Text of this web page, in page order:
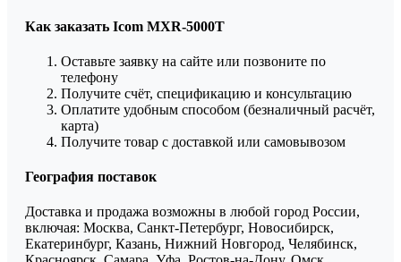
Как заказать Icom MXR-5000T
Оставьте заявку на сайте или позвоните по
телефону
Получите счёт, спецификацию и консультацию
Оплатите удобным способом (безналичный расчёт,
карта)
Получите товар с доставкой или самовывозом
География поставок
Доставка и продажа возможны в любой город России,
включая: Москва, Санкт-Петербург, Новосибирск,
Екатеринбург, Казань, Нижний Новгород, Челябинск,